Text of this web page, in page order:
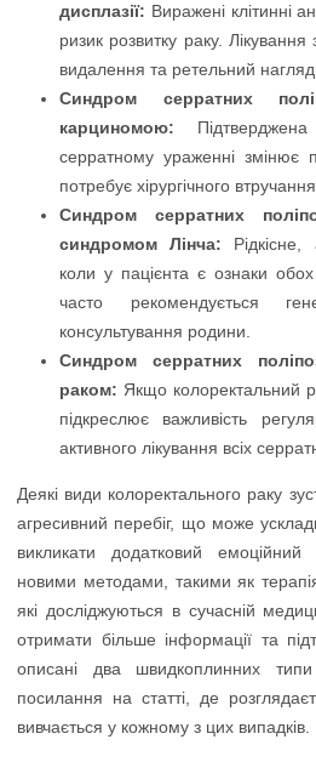
дисплазії: Виражені клітинні
ризик розвитку раку.
видалення та ретельний
Синдром серратних
карциномою:
серратному ураженні змінює
потребує хірургічного
Синдром серратних
синдромом Лінча:
коли у пацієнта є ознаки
часто рекомендується
консультування родини.
Синдром серратних
раком: Якщо колоректальний
підкреслює важливість
активного лікування всіх
Деякі види колоректального раку
агресивний перебіг, що може
викликати додатковий
новими методами, такими як
які досліджуються в сучасній
отримати більше інформації та
описані два швидкоплинних
посилання на статті, де
вивчається у кожному з цих випадків.